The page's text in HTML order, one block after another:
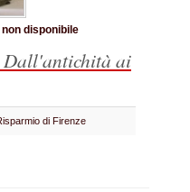
disponibile
Dall'antichità ai
di Firenze